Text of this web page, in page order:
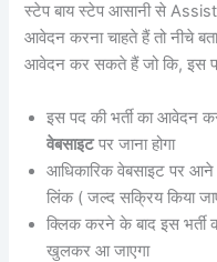
स्टेप बाय स्टेप आसानी से
आवेदन करना चाहते हैं तो नीचे
आवेदन कर सकते हैं जो कि, इस
इस पद की भर्ती का
वेबसाइटपर जाना होगा
आधिकारिक वेबसाइट पर आने
लिंक ( जल्द सक्रिय किया
क्लिक करने के बाद इस
खुलकर आ जाएगा